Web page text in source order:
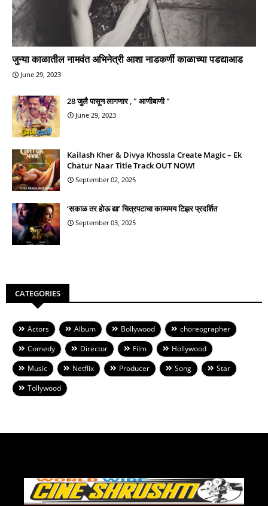
जुन्या काळातील नामवंत अभिनेत्री आशा नाडकर्णी काळाच्या पडद्याआड
June 29, 2023
28 जुलै पासून लागणार , " आणीबाणी "
June 29, 2023
Kailash Kher & Divya Khossla Create Magic – Ek
Chatur Naar Title Track OUT NOW!
September 02, 2025
‘सकाळ तर होऊ द्या’ चित्रपटाचा काव्यमय टिझर प्रदर्शित
September 03, 2025
CATEGORIES
Actors Album Bollywood
choreographer
Comedy
Director Film
Hollywood
Music
Netflix Producer Song
Star
Tollywood